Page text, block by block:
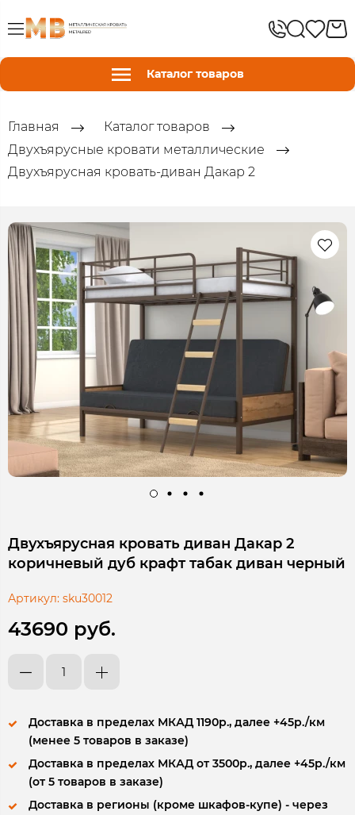
Каталог товаров
Главная
Каталог товаров
Двухъярусные кровати металлические
Двухъярусная кровать-диван Дакар 2
Двухъярусная кровать диван Дакар 2
коричневый дуб крафт табак диван черный
Артикул: sku30012
43690 руб.
Доставка в пределах МКАД 1190р., далее +45р./км
(менее 5 товаров в заказе)
Доставка в пределах МКАД от 3500р., далее +45р./км
(от 5 товаров в заказе)
Доставка в регионы (кроме шкафов-купе) - через